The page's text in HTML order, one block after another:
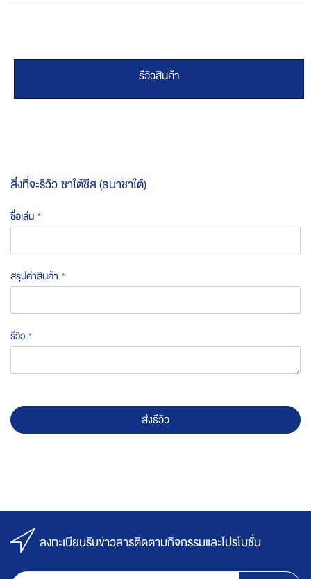
รีวิวสินค้า
สิ่งที่จะรีวิวชาใต้ชีส (ธนาชาใต้)
ชื่อเล่น
สรุปค่าสินค้า
รีวิว
ส่งรีวิว
ลงทะเบียนรับข่าวสารติดตามกิจกรรมและโปรโมชั่น